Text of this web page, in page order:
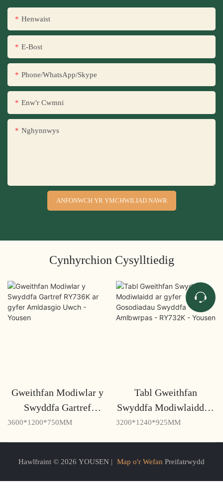
Henwaist
E-Bost
Phone/WhatsApp/Skype
Enw'r Cwmni
Nghynnwys
ANFONWCH YR YMCHWILIAD NAWR
Cynhyrchion Cysylltiedig
Gweithfan Modiwlar y
Swyddfa Gartref
RY736K ar gyfer
3600*1200*750MM
Tabl Gweithfan
Swyddfa Modiwlaidd ar
gyfer Gosodiadau
3200*1240*925MM
Hawlfraint © 2026 YOUSEN | Map o'r Wefan Preifatrwydd